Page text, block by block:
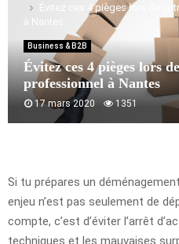
Évitez ces 4 pièges lors de
à Nantes
Business & B2B
Évitez ces 4 pièges lors
professionnel à Nantes
17 mars 2020 1351
Si tu prépares un
enjeu n’est pas seulement de
compte, c’est d’éviter l’arrêt
techniques et les mauvaises